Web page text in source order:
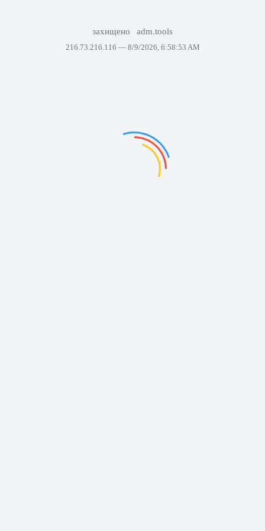
захищено adm.tools
216.73.216.116 — 8/9/2026, 6:58:53 AM